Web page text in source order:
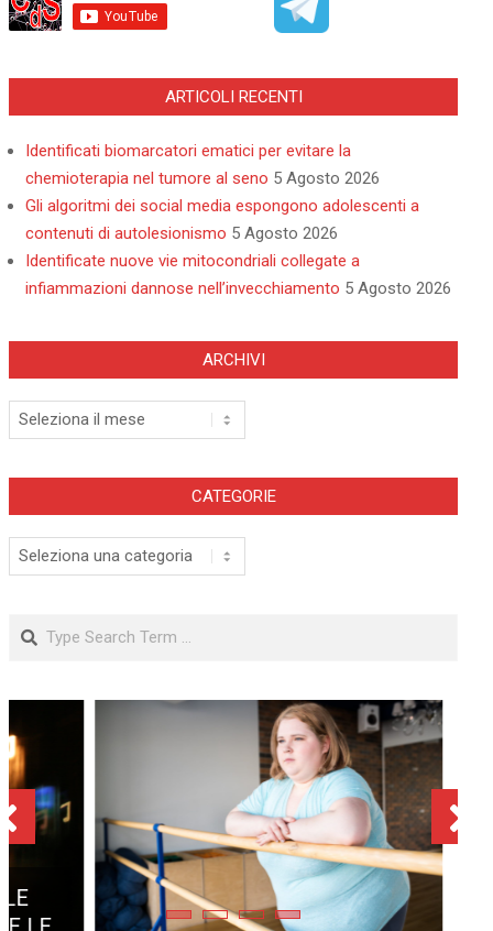
ARTICOLI RECENTI
Identificati biomarcatori ematici per evitare la
chemioterapia nel tumore al seno 5 Agosto 2026
Gli algoritmi dei social media espongono adolescenti a
contenuti di autolesionismo 5 Agosto 2026
Identificate nuove vie mitocondriali collegate a
infiammazioni dannose nell’invecchiamento 5 Agosto 2026
ARCHIVI
Archivi
CATEGORIE
Categorie
Search
SOVRAPPESO E OBESITÀ
INFANTILE ASSOCIATI AD
ASSENZA DI FIGLI IN ETÀ
ADULTA